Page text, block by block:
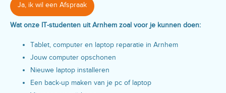
Ja, ik wil een Afspraak
Wat onze IT-studenten uit Arnhem zoal voor je kunnen doen:
Tablet, computer en laptop reparatie in Arnhem
Jouw computer opschonen
Nieuwe laptop installeren
Een back-up maken van je pc of laptop